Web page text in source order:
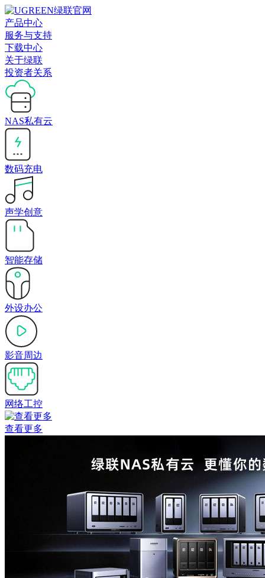
产品中心
服务与支持
下载中心
关于绿联
投资者关系
NAS私有云
数码充电
声学创意
智能存储
外设办公
影音周边
网络工控
查看更多